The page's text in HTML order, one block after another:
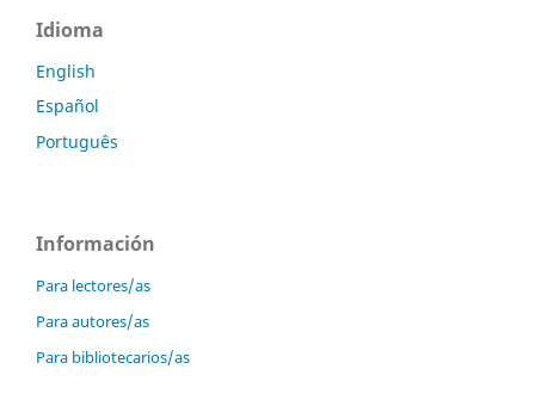
Idioma
English
Español
Português
Información
Para lectores/as
Para autores/as
Para bibliotecarios/as